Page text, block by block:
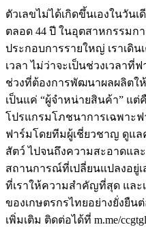
ตัวเลขไม่ได้เกิดขึ้นเองในวั
ตลอด 44 ปี ในอุตสาหกรรมก
ประกอบการรายใหญ่ เราเดิน
เวลา ไม่ว่าจะเป็นช่วงเวลา
ช่วงที่ต้องการพัฒนาผลผลิตใ
เป็นแค่ “ผู้จำหน่ายสินค้า” แ
โปรแกรมโภชนาการเฉพาะ
ฟาร์มโดยทีมผู้เชี่ยวชาญ ดูแ
สัตว์ ไปจนถึงความสะอาดแล
สถานการณ์ที่เปลี่ยนแปลงอยู่เ
ที่เราให้ความสำคัญที่สุด และ
ของเกษตรกรไทยอย่างยั่งยืน
เพิ่มเติม ติดต่อได้ที่ m.me/